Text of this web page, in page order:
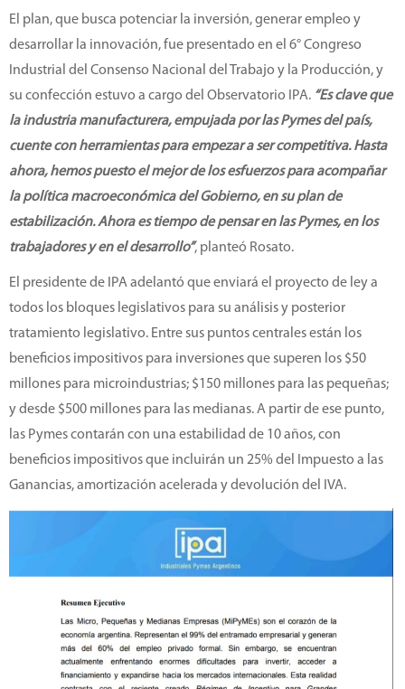
El plan, que busca potenciar la inversión, generar empleo y
desarrollar la innovación, fue presentado en el 6° Congreso
Industrial del Consenso Nacional del Trabajo y la Producción, y
su confección estuvo a cargo del Observatorio IPA. “Es clave que
la industria manufacturera, empujada por las Pymes del país,
cuente con herramientas para empezar a ser competitiva. Hasta
ahora, hemos puesto el mejor de los esfuerzos para acompañar
la política macroeconómica del Gobierno, en su plan de
estabilización. Ahora es tiempo de pensar en las Pymes, en los
trabajadores y en el desarrollo”, planteó Rosato.
El presidente de IPA adelantó que enviará el proyecto de ley a
todos los bloques legislativos para su análisis y posterior
tratamiento legislativo. Entre sus puntos centrales están los
beneficios impositivos para inversiones que superen los $50
millones para microindustrias; $150 millones para las pequeñas;
y desde $500 millones para las medianas. A partir de ese punto,
las Pymes contarán con una estabilidad de 10 años, con
beneficios impositivos que incluirán un 25% del Impuesto a las
Ganancias, amortización acelerada y devolución del IVA.